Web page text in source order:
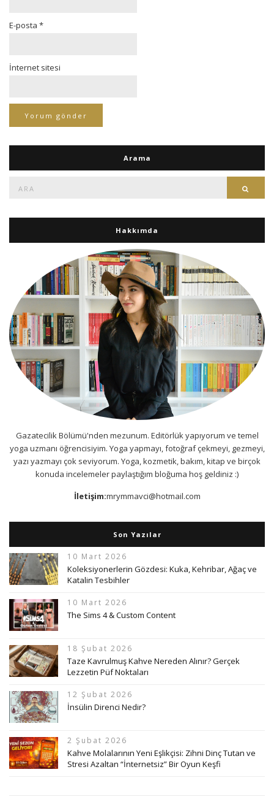
E-posta *
İnternet sitesi
Arama
Hakkımda
Gazatecilik Bölümü'nden mezunum. Editörlük yapıyorum ve temel
yoga uzmanı öğrencisiyim. Yoga yapmayı, fotoğraf çekmeyi, gezmeyi,
yazı yazmayı çok seviyorum. Yoga, kozmetik, bakım, kitap ve birçok
konuda incelemeler paylaştığım bloğuma hoş geldiniz :)
İletişim:mrymmavci@hotmail.com
Son Yazılar
10 Mart 2026
Koleksiyonerlerin Gözdesi: Kuka, Kehribar, Ağaç ve
Katalin Tesbihler
10 Mart 2026
The Sims 4 & Custom Content
18 Şubat 2026
Taze Kavrulmuş Kahve Nereden Alınır? Gerçek
Lezzetin Püf Noktaları
12 Şubat 2026
İnsülin Direnci Nedir?
2 Şubat 2026
Kahve Molalarının Yeni Eşlikçisi: Zihni Dinç Tutan ve
Stresi Azaltan “İnternetsiz” Bir Oyun Keşfi